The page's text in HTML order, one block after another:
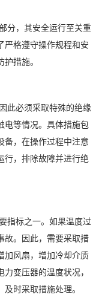
分，其安全运行至关重
严格遵守操作规程和安
措施。
此必须采取特殊的绝缘
电等情况。具体措施包
备，在操作过程中注意
行，排除故障并进行绝
指标之一。如果温度过
故。因此，需要采取措
加风扇，增加冷却介质
变压器的温度状况，
时采取措施处理。